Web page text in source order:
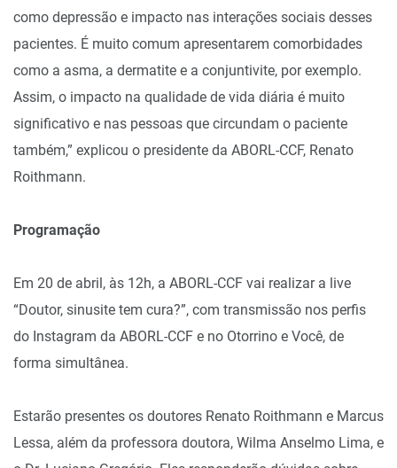
como depressão e impacto nas interações sociais desses
pacientes. É muito comum apresentarem comorbidades
como a asma, a dermatite e a conjuntivite, por exemplo.
Assim, o impacto na qualidade de vida diária é muito
significativo e nas pessoas que circundam o paciente
também,” explicou o presidente da ABORL-CCF, Renato
Roithmann.
Programação
Em 20 de abril, às 12h, a ABORL-CCF vai realizar a live
“Doutor, sinusite tem cura?”, com transmissão nos perfis
do Instagram da ABORL-CCF e no Otorrino e Você, de
forma simultânea.
Estarão presentes os doutores Renato Roithmann e Marcus
Lessa, além da professora doutora, Wilma Anselmo Lima, e